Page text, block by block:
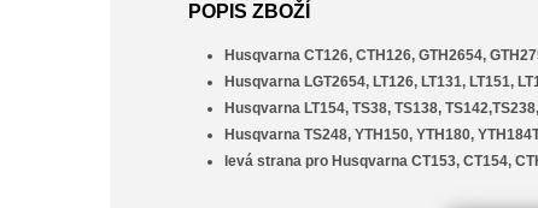
POPIS ZBOŽÍ
Husqvarna CT126, CTH126, GTH2654,
Husqvarna LGT2654, LT126, LT131, LT151,
Husqvarna LT154, TS38, TS138,
Husqvarna TS248, YTH150, YTH180,
levá strana pro Husqvarna CT153, CT154,